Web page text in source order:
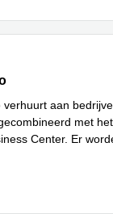
verhuurt aan
met
Center. Er